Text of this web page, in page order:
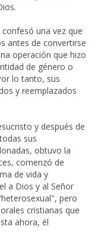
una vez que
antes de convertirse
operación que hizo
de género o
lo tanto, sus
y reemplazados
y después de
sus
obtuvo la
comenzó de
de vida y
a Dios y al Señor
pero
cristianas que
ahora, él